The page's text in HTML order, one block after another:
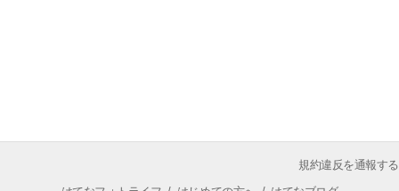
規約違反を通報する